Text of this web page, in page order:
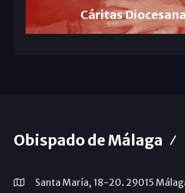
Cáritas Diocesana
Obispado de Málaga
Santa María, 18-20. 29015